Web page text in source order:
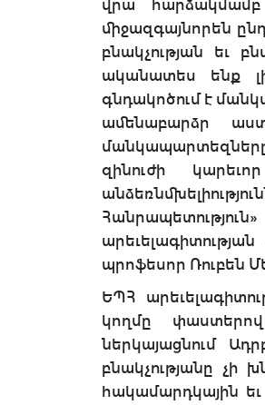
վրա
միջազգայնորեն
բնակչության եւ
ականատես ենք
գնդակոծում է
ամենաբարձր
մանկապարտեզները
զինուժի
պրոֆեսոր Ռուբեն
ԵՊՀ
կողմը
ներկայացնում
բնակչությանը չի
հակամարդկային եւ